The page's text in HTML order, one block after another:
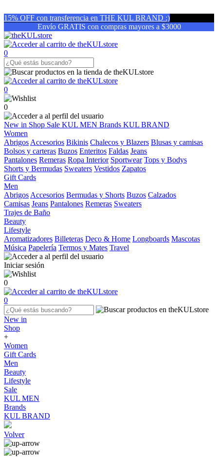
15% OFF con transferencia en THE KUL BRAND :)
Envío GRATIS con compras mayores a $3000
0
0
0
New in Shop Sale KUL MEN Brands KUL BRAND
Women
Abrigos Accesorios Bikinis Chalecos y Blazers Blusas y camisas
Bolsos y carteras Buzos Enteritos Faldas Jeans
Pantalones Remeras Ropa Interior Sportwear Tops y Bodys
Shorts y Bermudas Sweaters Vestidos Zapatos
Gift Cards
Men
Abrigos Accesorios Bermudas y Shorts Buzos Calzados
Camisas Jeans Pantalones Remeras Sweaters
Trajes de Baño
Beauty
Lifestyle
Aromatizadores Billeteras Deco & Home Longboards Mascotas
Música Papelería Termos y Mates Travel
Iniciar sesión
0
0
New in
Shop
+
Women
Gift Cards
Men
Beauty
Lifestyle
Sale
KUL MEN
Brands
KUL BRAND
Volver